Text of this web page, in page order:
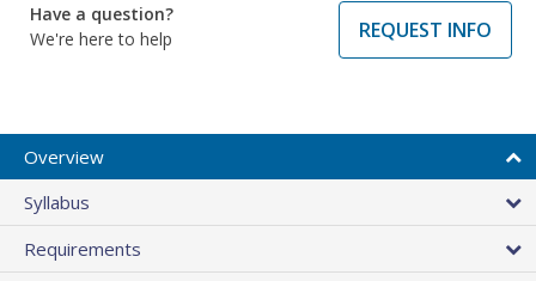
Have a question?
We're here to help
REQUEST INFO
Overview
Syllabus
Requirements